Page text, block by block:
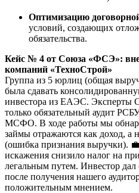
Оптимизацию
условий, создающих
обязательства.
Кейс № 4 от Союза «ФСЭ»:
компаний «ТехноСтрой»
Группа из 5 юрлиц (общая
была сдавать
инвестора из ЕАЭС. Эксперты
только обязательный аудит
МСФО. В ходе работы мы
займы отражаются как доход, а
(ошибка признания выручки).
искажения снизило налог на
легальным путем. Инвестор
после получения нашего
положительным мнением.